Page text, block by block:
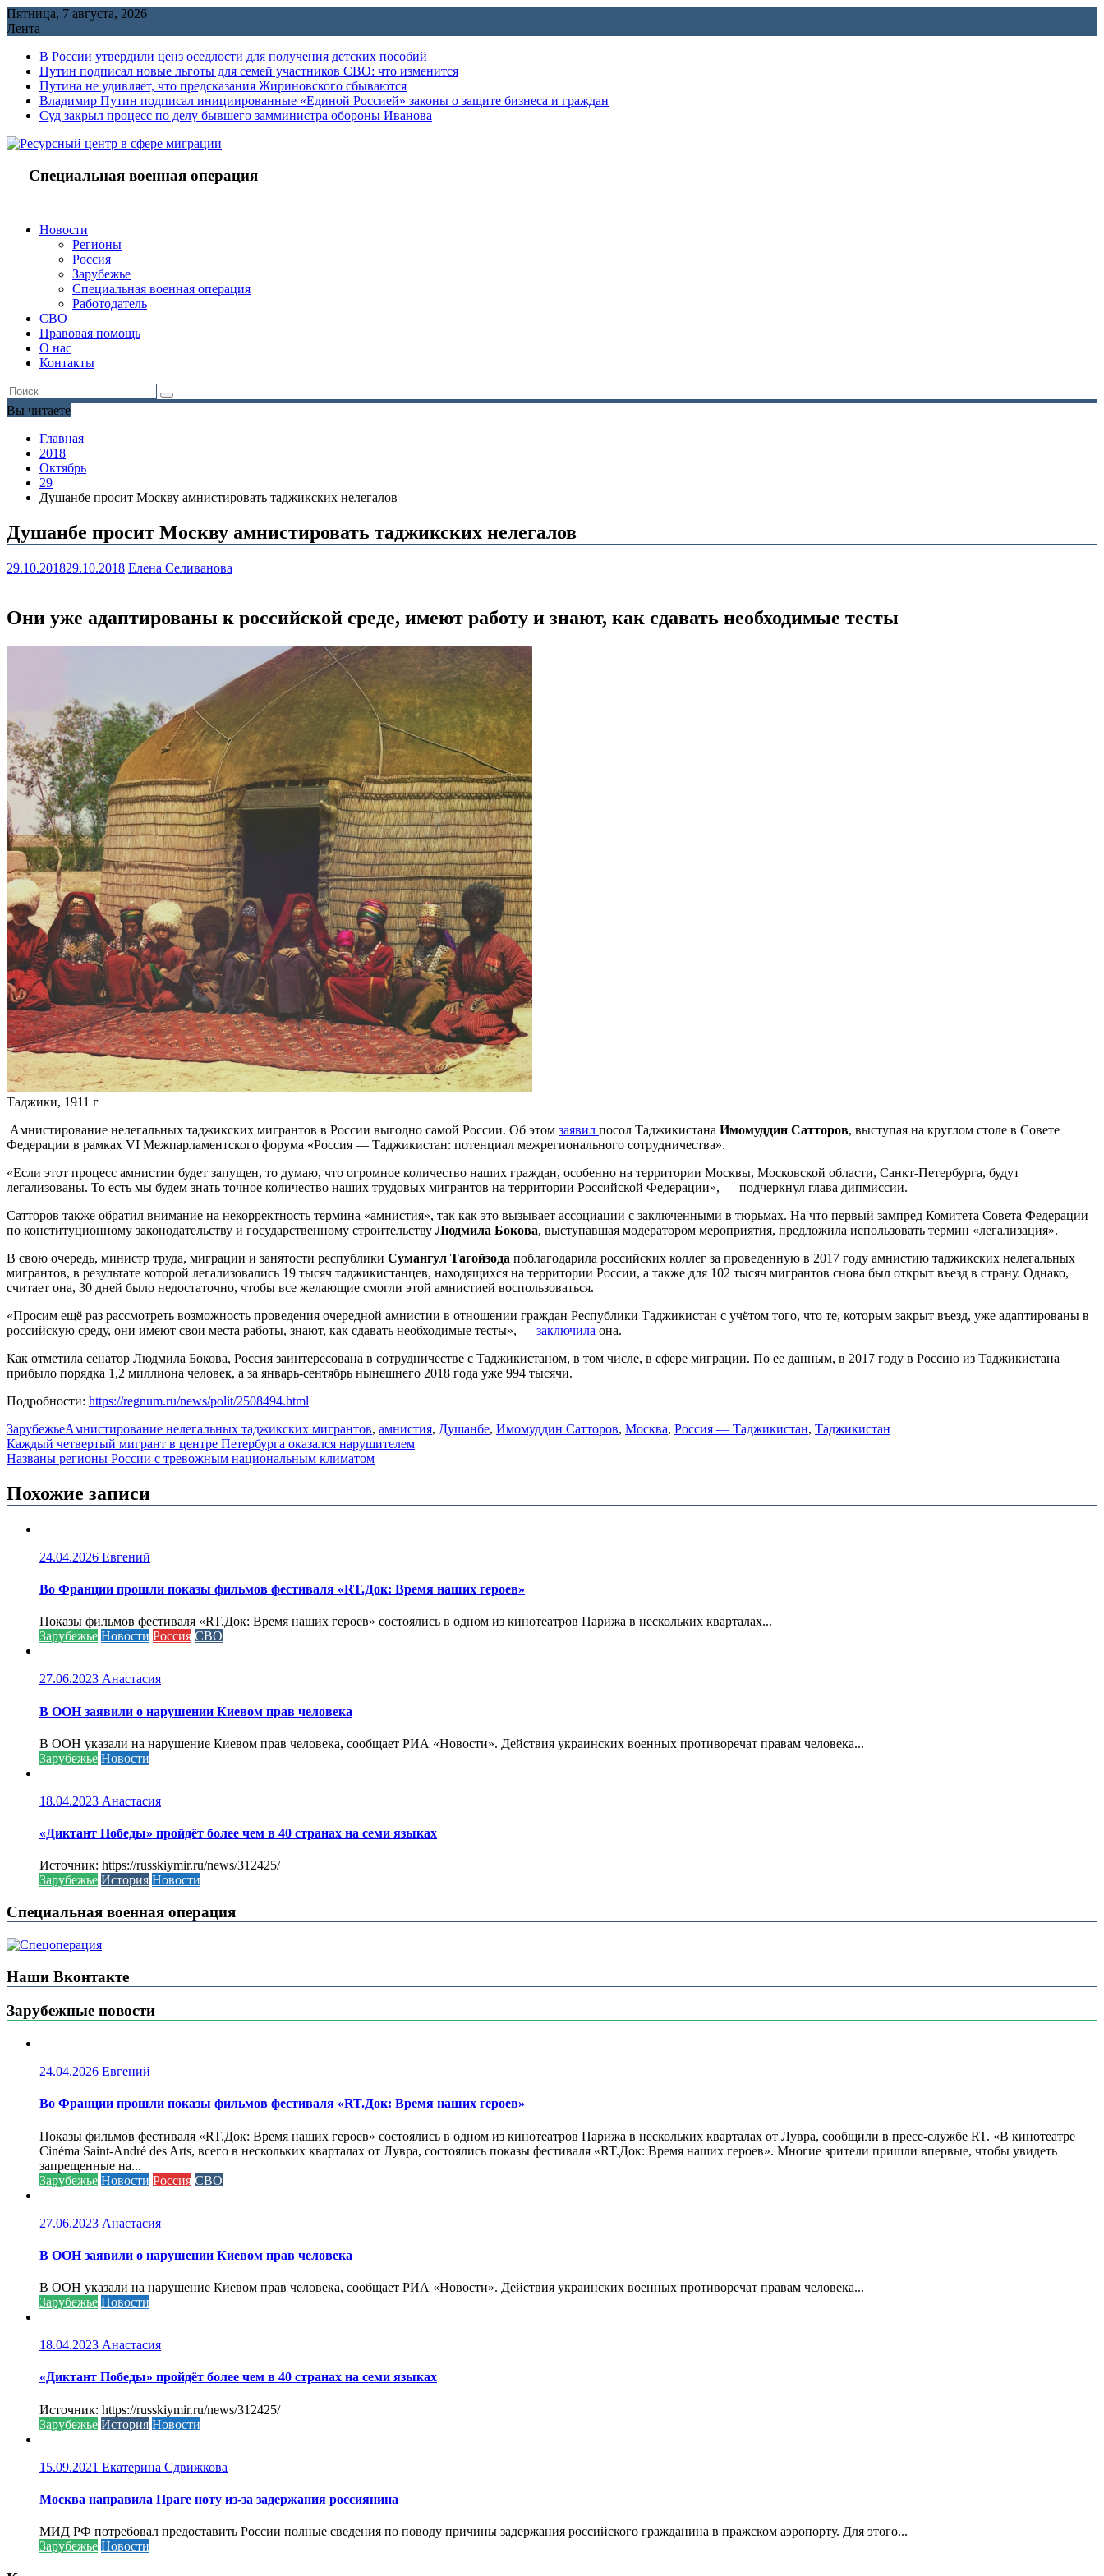
Перейти
к
Пятница, 7 августа, 2026
Лента
В России утвердили ценз оседлости для получения детских пособий
Путин подписал новые льготы для семей участников СВО: что изменится
Путина не удивляет, что предсказания Жириновского сбываются
Владимир Путин подписал инициированные «Единой Россией» законы о защите бизнеса и граждан
Cуд закрыл процесс по делу бывшего замминистра обороны Иванова
Специальная военная операция
Новости
Регионы
Россия
Зарубежье
Специальная военная операция
Работодатель
СВО
Правовая помощь
О нас
Контакты
Вы читаете
Главная
2018
Октябрь
29
Душанбе просит Москву амнистировать таджикских нелегалов
Душанбе просит Москву амнистировать таджикских нелегалов
29.10.201829.10.2018 Елена Селиванова
Они уже адаптированы к российской среде, имеют работу и знают, как сдавать необходимые тесты
Таджики, 1911 г
Амнистирование нелегальных таджикских мигрантов в России выгодно самой России. Об этом заявил посол Таджикистана Имомуддин Сатторов, выступая на круглом столе в Совете
Федерации в рамках VI Межпарламентского форума «Россия — Таджикистан: потенциал межрегионального сотрудничества».
«Если этот процесс амнистии будет запущен, то думаю, что огромное количество наших граждан, особенно на территории Москвы, Московской области, Санкт-Петербурга, будут
легализованы. То есть мы будем знать точное количество наших трудовых мигрантов на территории Российской Федерации», — подчеркнул глава дипмиссии.
Сатторов также обратил внимание на некорректность термина «амнистия», так как это вызывает ассоциации с заключенными в тюрьмах. На что первый зампред Комитета Совета Федерации
по конституционному законодательству и государственному строительству Людмила Бокова, выступавшая модератором мероприятия, предложила использовать термин «легализация».
В свою очередь, министр труда, миграции и занятости республики Сумангул Тагойзода поблагодарила российских коллег за проведенную в 2017 году амнистию таджикских нелегальных
мигрантов, в результате которой легализовались 19 тысяч таджикистанцев, находящихся на территории России, а также для 102 тысяч мигрантов снова был открыт въезд в страну. Однако,
считает она, 30 дней было недостаточно, чтобы все желающие смогли этой амнистией воспользоваться.
«Просим ещё раз рассмотреть возможность проведения очередной амнистии в отношении граждан Республики Таджикистан с учётом того, что те, которым закрыт въезд, уже адаптированы в
российскую среду, они имеют свои места работы, знают, как сдавать необходимые тесты», — заключила она.
Как отметила сенатор Людмила Бокова, Россия заинтересована в сотрудничестве с Таджикистаном, в том числе, в сфере миграции. По ее данным, в 2017 году в Россию из Таджикистана
прибыло порядка 1,2 миллиона человек, а за январь-сентябрь нынешнего 2018 года уже 994 тысячи.
Подробности: https://regnum.ru/news/polit/2508494.html
ЗарубежьеАмнистирование нелегальных таджикских мигрантов, амнистия, Душанбе, Имомуддин Сатторов, Москва, Россия — Таджикистан, Таджикистан
Навигация
по
записям
Каждый четвертый мигрант в центре Петербурга оказался нарушителем
Названы регионы России с тревожным национальным климатом
Похожие записи
24.04.2026 Евгений
Во Франции прошли показы фильмов фестиваля «RT.Док: Время наших героев»
Показы фильмов фестиваля «RT.Док: Время наших героев» состоялись в одном из кинотеатров Парижа в нескольких кварталах...
Зарубежье Новости Россия СВО
27.06.2023 Анастасия
В ООН заявили о нарушении Киевом прав человека
В ООН указали на нарушение Киевом прав человека, сообщает РИА «Новости». Действия украинских военных противоречат правам человека...
Зарубежье Новости
18.04.2023 Анастасия
«Диктант Победы» пройдёт более чем в 40 странах на семи языках
Источник: https://russkiymir.ru/news/312425/
Зарубежье История Новости
Специальная военная операция
Наши Вконтакте
Зарубежные новости
24.04.2026 Евгений
Во Франции прошли показы фильмов фестиваля «RT.Док: Время наших героев»
Показы фильмов фестиваля «RT.Док: Время наших героев» состоялись в одном из кинотеатров Парижа в нескольких кварталах от Лувра, сообщили в пресс-службе RT. «В кинотеатре
Cinéma Saint-André des Arts, всего в нескольких кварталах от Лувра, состоялись показы фестиваля «RT.Док: Время наших героев». Многие зрители пришли впервые, чтобы увидеть
запрещенные на...
Зарубежье Новости Россия СВО
27.06.2023 Анастасия
В ООН заявили о нарушении Киевом прав человека
В ООН указали на нарушение Киевом прав человека, сообщает РИА «Новости». Действия украинских военных противоречат правам человека...
Зарубежье Новости
18.04.2023 Анастасия
«Диктант Победы» пройдёт более чем в 40 странах на семи языках
Источник: https://russkiymir.ru/news/312425/
Зарубежье История Новости
15.09.2021 Екатерина Сдвижкова
Москва направила Праге ноту из-за задержания россиянина
МИД РФ потребовал предоставить России полные сведения по поводу причины задержания российского гражданина в пражском аэропорту. Для этого...
Зарубежье Новости